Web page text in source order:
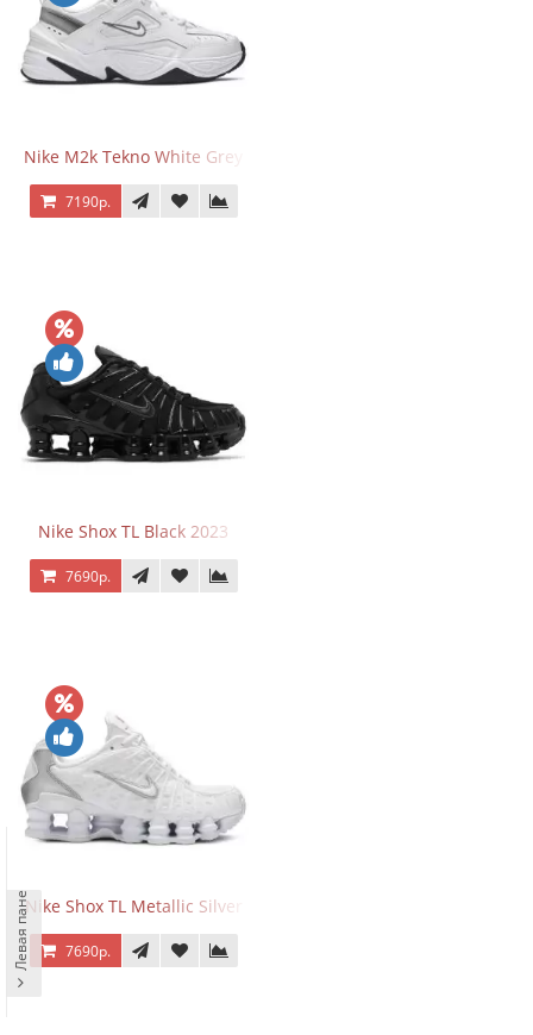
Nike M2k Tekno White Grey
7190р.
Nike Shox TL Black 2023
7690р.
Nike Shox TL Metallic Silver
7690р.
Левая панель